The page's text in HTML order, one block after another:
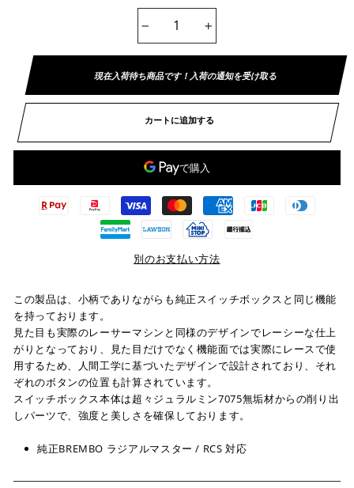
現在入荷待ち商品です！入荷の通知を受け取る
カートに追加する
別のお支払い方法
この製品は、小柄でありながらも純正スイッチボックスと同じ機能
を持っております。
見た目も実際のレーサーマシンと同様のデザインでレーシーな仕上
がりとなっており、見た目だけでなく機能面では実際にレースで使
用するため、人間工学に基づいたデザインで設計されており、それ
ぞれのボタンの位置も計算されています。
スイッチボックス本体は超々ジュラルミン7075無垢材からの削り出
しパーツで、強度と美しさを確保しております。
純正BREMBO ラジアルマスター / RCS 対応